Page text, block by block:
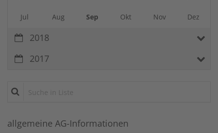
Jul Aug Sep Okt Nov Dez
2018
2017
Suche in Liste
allgemeine AG-Informationen